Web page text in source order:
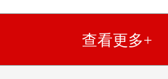
查看更多+